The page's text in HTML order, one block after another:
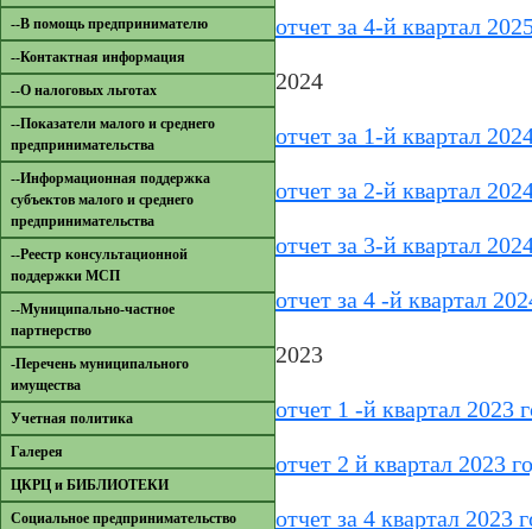
--В помощь предпринимателю
--Контактная информация
--О налоговых льготах
--Показатели малого и среднего
предпринимательства
--Информационная поддержка
субъектов малого и среднего
предпринимательства
--Реестр консультационной
поддержки МСП
--Муниципально-частное
партнерство
-Перечень муниципального
имущества
Учетная политика
Галерея
ЦКРЦ и БИБЛИОТЕКИ
Социальное предпринимательство
отчет за 4-й квартал
2024
отчет за 1-й квартал
отчет за 2-й квартал
отчет за 3-й квартал
отчет за 4 -й квартал
2023
отчет 1 -й квартал 2023
отчет 2 й квартал 2023
отчет за 4 квартал 2023